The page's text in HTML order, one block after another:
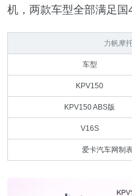
机，两款车型全部满足国
力帆摩
车型
KPV150
KPV150 ABS版
V16S
爱卡汽车网制